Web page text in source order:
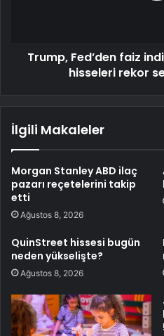
Trump, Fed’den faiz
hisseleri rekor
İlgili Makaleler
Morgan Stanley ABD ilaç
pazarı reçetelerini takip
etti
Ağustos 8, 2026
QuinStreet hissesi bugün
neden yükselişte?
Ağustos 8, 2026